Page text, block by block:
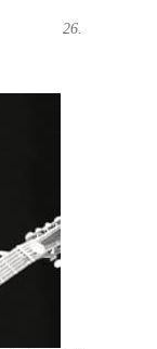
26.